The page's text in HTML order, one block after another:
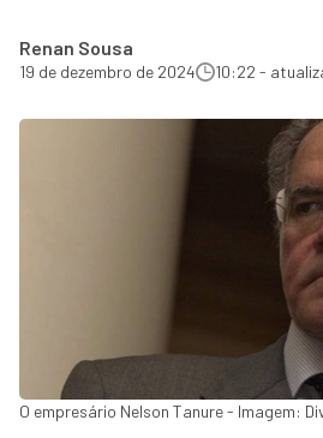
Renan Sousa
19 de dezembro de 2024 10:22 -
O empresário Nelson Tanure - Imagem: